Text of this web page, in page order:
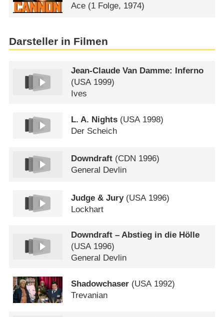
Ace (1 Folge, 1974)
Darsteller in Filmen
Jean-Claude Van Damme: Inferno
(USA1999)
Ives
L. A. Nights (USA1998)
Der Scheich
Downdraft (CDN 1996)
General Devlin
Judge & Jury(USA 1996)
Lockhart
Downdraft – Abstieg in die Hölle
(USA1996)
General Devlin
Shadowchaser (USA1992)
Trevanian